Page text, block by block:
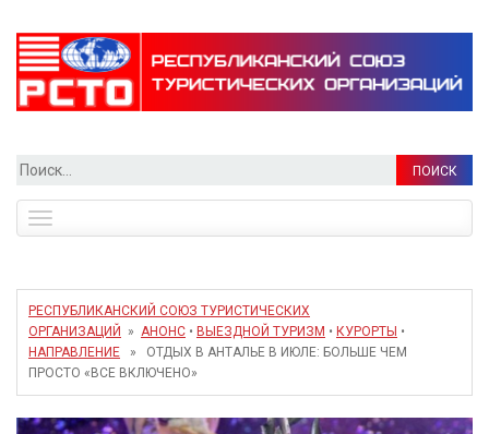
Найти:
navigation
РЕСПУБЛИКАНСКИЙ СОЮЗ ТУРИСТИЧЕСКИХ
ОРГАНИЗАЦИЙ
» АНОНС • ВЫЕЗДНОЙ ТУРИЗМ • КУРОРТЫ •
НАПРАВЛЕНИЕ » ОТДЫХ В АНТАЛЬЕ В ИЮЛЕ: БОЛЬШЕ ЧЕМ
ПРОСТО «ВСЕ ВКЛЮЧЕНО»